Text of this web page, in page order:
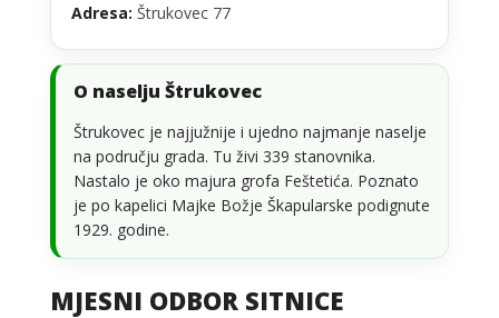
Adresa: Štrukovec 77
O naselju Štrukovec
Štrukovec je najjužnije i ujedno najmanje naselje
na području grada. Tu živi 339 stanovnika.
Nastalo je oko majura grofa Feštetića. Poznato
je po kapelici Majke Božje Škapularske podignute
1929. godine.
MJESNI ODBOR SITNICE